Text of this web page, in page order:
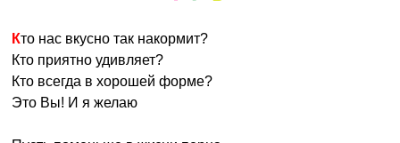
Кто нас вкусно так накормит?
Кто приятно удивляет?
Кто всегда в хорошей форме?
Это Вы! И я желаю